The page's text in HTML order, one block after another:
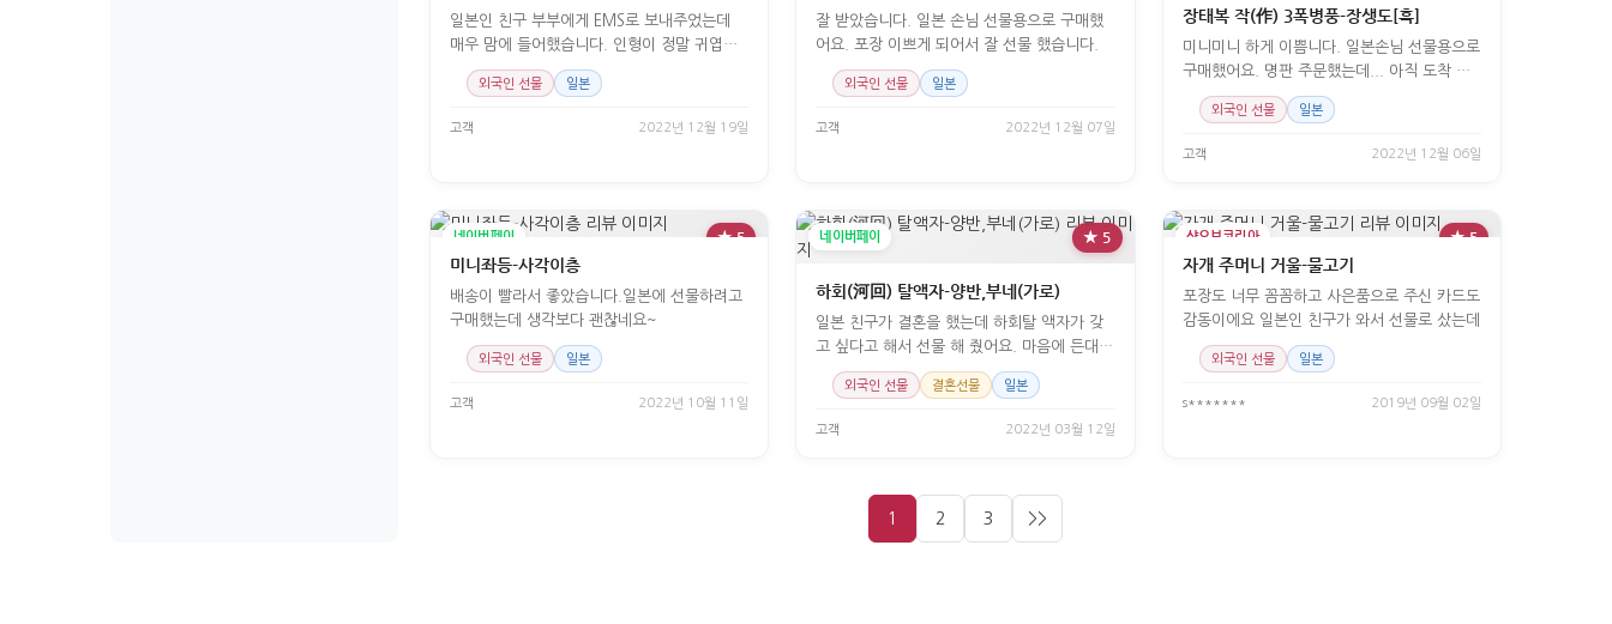
일본인 친구 부부에게 EMS로 보내주었는데
매우 맘에 들어했습니다. 인형이 정말 귀엽네
요. 다만 배송상 실...
외국인 선물 일본
고객 2022년 12월 19일
잘 받았습니다. 일본 손님 선물용으로 구매했
어요. 포장 이쁘게 되어서 잘 선물 했습니다.
외국인 선물 일본
고객 2022년 12월 07일
장태복 작(作) 3폭병풍-장생도[흑]
미니미니 하게 이쁨니다. 일본손님 선물용으로
구매했어요. 명판 주문했는데... 아직 도착 전
이긴 합니다.
외국인 선물 일본
고객 2022년 12월 06일
네이버페이 ★ 5
미니좌등-사각이층
배송이 빨라서 좋았습니다.일본에 선물하려고
구매했는데 생각보다 괜찮네요~
외국인 선물 일본
고객 2022년 10월 11일
네이버페이 ★ 5
하회(河回) 탈액자-양반,부네(가로)
일본 친구가 결혼을 했는데 하회탈 액자가 갖
고 싶다고 해서 선물 해 줬어요. 마음에 든대요
^^
외국인 선물 결혼선물 일본
고객 2022년 03월 12일
샵오브코리아 ★ 5
자개 주머니 거울-물고기
포장도 너무 꼼꼼하고 사은품으로 주신 카드도
감동이에요 일본인 친구가 와서 선물로 샀는데
외국인 선물 일본
s******* 2019년 09월 02일
1 2 3 >>